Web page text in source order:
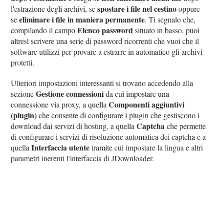
l'estrazione degli archivi, sespostare i file nel cestinooppure
seeliminare i file in maniera permanente. Ti segnalo che,
compilando il campoElenco passwordsituato in basso, puoi
altresì scrivere una serie di password ricorrenti che vuoi che il
software utilizzi per provare a estrarre in automatico gli archivi
protetti.
Ulteriori impostazioni interessanti si trovano accedendo alla
sezioneGestione connessionida cui impostare una
connessione via proxy, a quellaComponenti aggiuntivi
(plugin)che consente di configurare i plugin che gestiscono i
download dai servizi di hosting, a quellaCaptchache permette
di configurare i servizi di risoluzione automatica dei captcha e a
quellaInterfaccia utentetramite cui impostare la lingua e altri
parametri inerenti l'interfaccia di JDownloader.